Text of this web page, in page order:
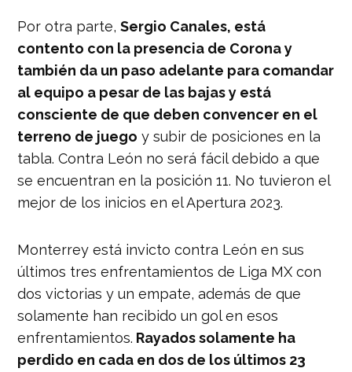
Por otra parte,Sergio Canales, está
contento con la presencia de Corona y
también da un paso adelante para comandar
al equipo a pesar de las bajas y está
consciente de que deben convencer en el
terreno de juego y subir de posiciones en la
tabla. Contra León no será fácil debido a que
se encuentran en la posición 11. No tuvieron el
mejor de los inicios en el Apertura 2023.
Monterrey está invicto contra León en sus
últimos tres enfrentamientos de Liga MX con
dos victorias y un empate, además de que
solamente han recibido un gol en esos
enfrentamientos. Rayados solamente ha
perdido en cada en dos de los últimos 23